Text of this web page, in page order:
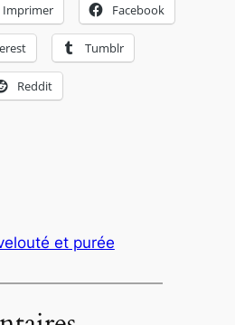
Imprimer Facebook
Tumblr
Reddit
et purée